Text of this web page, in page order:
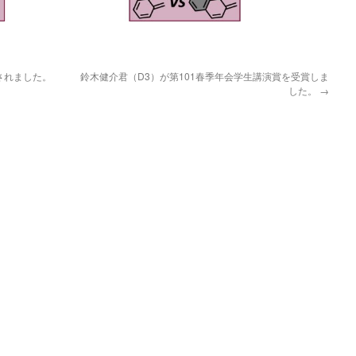
ました。
鈴木健介君（D3）が第101春季年会学生講演賞を受賞しま
した。 →